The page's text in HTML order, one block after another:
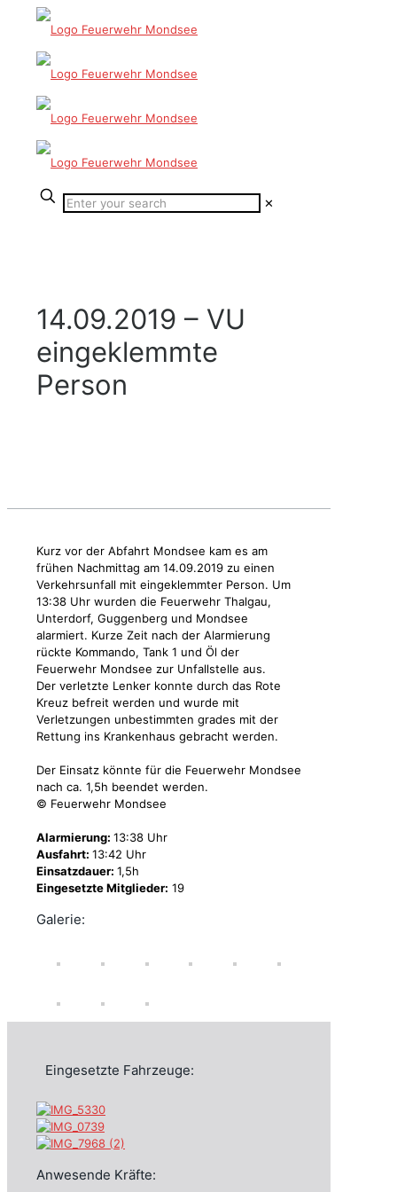
✕
14.09.2019 – VU
eingeklemmte
Person
Kurz vor der Abfahrt Mondsee kam es am
frühen Nachmittag am 14.09.2019 zu einen
Verkehrsunfall mit eingeklemmter Person. Um
13:38 Uhr wurden die Feuerwehr Thalgau,
Unterdorf, Guggenberg und Mondsee
alarmiert. Kurze Zeit nach der Alarmierung
rückte Kommando, Tank 1 und Öl der
Feuerwehr Mondsee zur Unfallstelle aus.
Der verletzte Lenker konnte durch das Rote
Kreuz befreit werden und wurde mit
Verletzungen unbestimmten grades mit der
Rettung ins Krankenhaus gebracht werden.
Der Einsatz könnte für die Feuerwehr Mondsee
nach ca. 1,5h beendet werden.
© Feuerwehr Mondsee
Alarmierung: 13:38 Uhr
Ausfahrt: 13:42 Uhr
Einsatzdauer: 1,5h
Eingesetzte Mitglieder: 19
Galerie:
Eingesetzte Fahrzeuge:
Anwesende Kräfte: